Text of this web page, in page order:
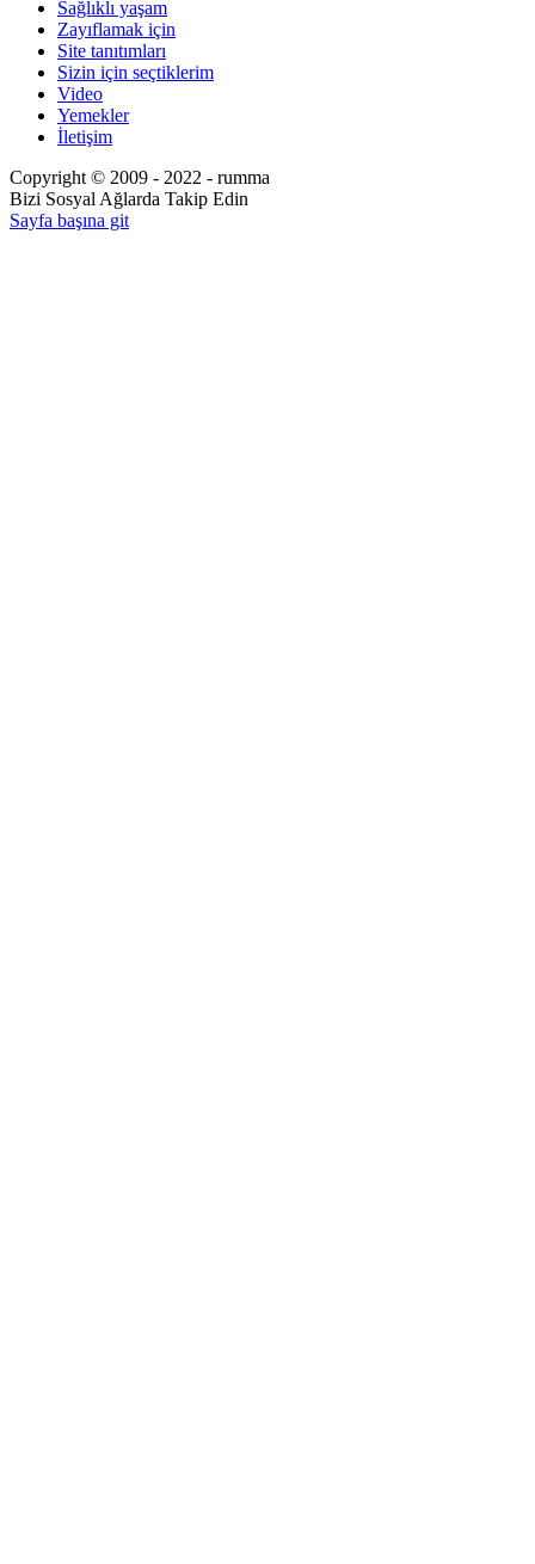
Sağlıklı yaşam
Zayıflamak için
Site tanıtımları
Sizin için seçtiklerim
Video
Yemekler
İletişim
Copyright © 2009 - 2022 - rumma
Bizi Sosyal Ağlarda Takip Edin
Sayfa başına git